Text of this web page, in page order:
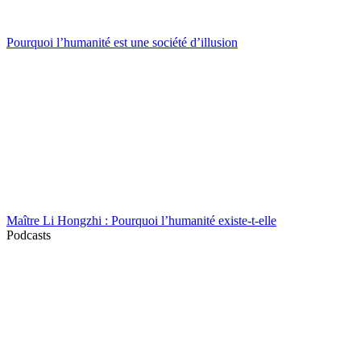
Pourquoi l’humanité est une société d’illusion
Maître Li Hongzhi : Pourquoi l’humanité existe-t-elle
Podcasts